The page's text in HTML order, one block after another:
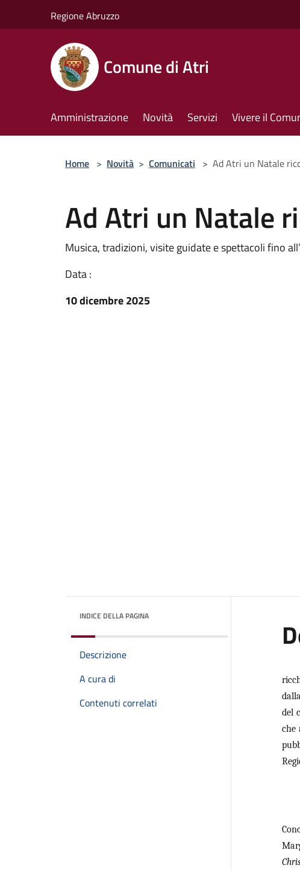
Regione Abruzzo
Comune di Atri
Amministrazione Novità Servizi Vivere il
Home > Novità > Comunicati > Ad Atri un Natale
Ad Atri un Natale
Musica, tradizioni, visite guidate e spettacoli fino
Data :
10 dicembre 2025
INDICE DELLA PAGINA
Descrizione
A cura di
Contenuti correlati
del
che